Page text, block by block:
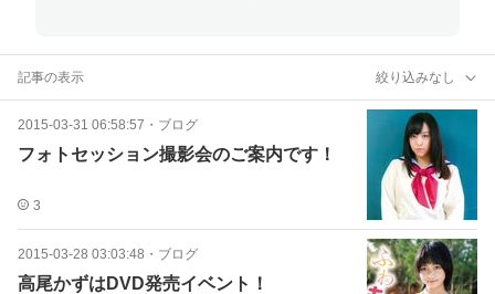
記事の表示 絞り込みなし
2015-03-31 06:58:57 ・ ブログ
フォトセッション撮影会のご案内です！
3
2015-03-28 03:03:48 ・ ブログ
高尾かずはDVD発売イベント！